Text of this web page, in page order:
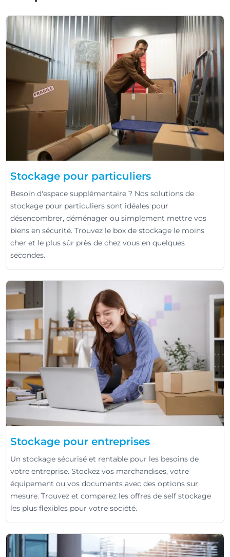
Stockage pour particuliers
Besoin d'espace supplémentaire ? Nos solutions de
stockage pour particuliers sont idéales pour
désencombrer, déménager ou simplement mettre vos
biens en sécurité. Trouvez le box de stockage le moins
cher et le plus sûr près de chez vous en quelques
secondes.
Stockage pour entreprises
Un stockage sécurisé et rentable pour les besoins de
votre entreprise. Stockez vos marchandises, votre
équipement ou vos documents avec des options sur
mesure. Trouvez et comparez les offres de self stockage
les plus flexibles pour votre société.